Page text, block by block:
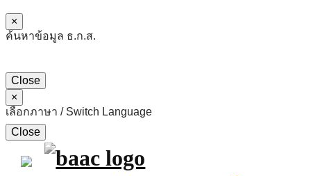
×
ค้นหาข้อมูล ธ.ก.ส.
Close
×
เลือกภาษา / Switch Language
Close